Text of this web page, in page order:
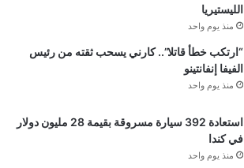
الليستيريا
منذ يوم واحد
“ارتكب خطأ قاتلا”.. كارني يسحب ثقته من رئيس
الفيفا إنفانتينو
منذ يوم واحد
استعادة 392 سيارة مسروقة بقيمة 28 مليون دولار
في كندا
منذ يوم واحد